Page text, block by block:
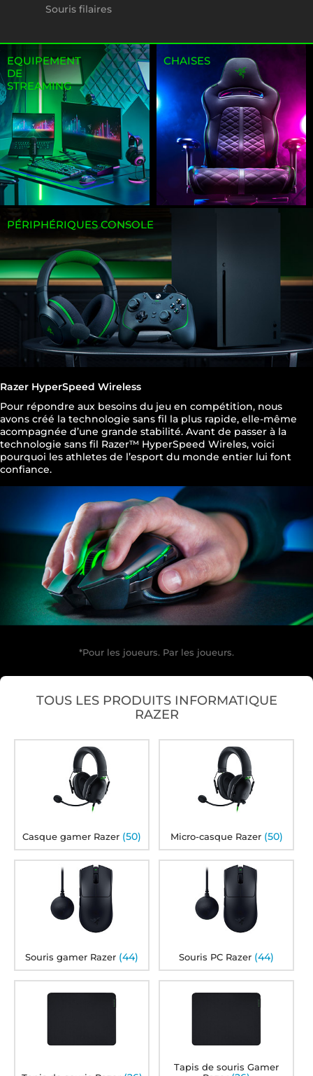
Souris filaires
EQUIPEMENT
DE
STREAMING
CHAISES
PÉRIPHÉRIQUES CONSOLE
Razer HyperSpeed Wireless
Pour répondre aux besoins du jeu en compétition, nous
avons créé la technologie sans fil la plus rapide, elle-même
acompagnée d’une grande stabilité. Avant de passer à la
technologie sans fil Razer™ HyperSpeed Wireles, voici
pourquoi les athletes de l’esport du monde entier lui font
confiance.
*Pour les joueurs. Par les joueurs.
TOUS LES PRODUITS INFORMATIQUE
RAZER
Casque gamer Razer (50) Micro-casque Razer (50)
Souris gamer Razer (44) Souris PC Razer (44)
Tapis de souris Gamer